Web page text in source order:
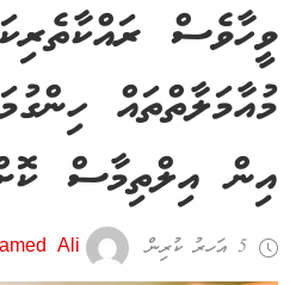
ވީހާވެސް
މުއާމަލާތްތައް
އިން އިލްތިމާސް
5 އަހރު ކުރިން Ali